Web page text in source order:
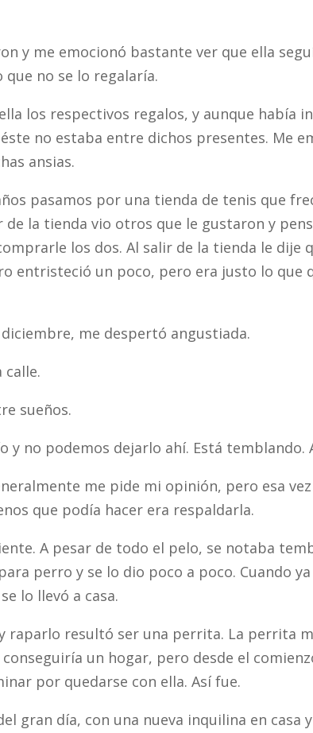
y me emocionó bastante ver que ella
que no se lo regalaría.
los respectivos regalos, y aunque había
no estaba entre dichos presentes. Me
ansias.
pasamos por una tienda de tenis que
de la tienda vio otros que le gustaron y
los dos. Al salir de la tienda le dije
entristeció un poco, pero era justo lo que
diciembre, me despertó angustiada.
calle.
sueños.
y no podemos dejarlo ahí. Está temblando.
me pide mi opinión, pero esa
que podía hacer era respaldarla.
A pesar de todo el pelo, se notaba
perro y se lo dio poco a poco. Cuando
lo llevó a casa.
raparlo resultó ser una perrita. La perrita
un hogar, pero desde el
por quedarse con ella. Así fue.
gran día, con una nueva inquilina en casa